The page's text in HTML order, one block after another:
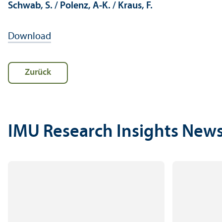
Schwab, S. / Polenz, A-K. / Kraus, F.
Download
Zurück
IMU Research Insights